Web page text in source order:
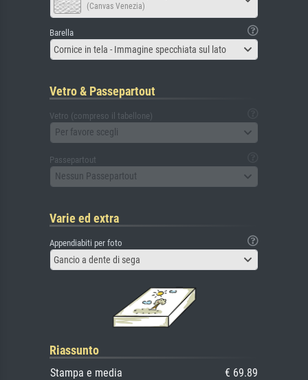
(Canvas Venezia)
Barella
Cornice in tela - Immagine specchiata sul lato
Vetro & Passepartout
Vetro (compreso il tabellone)
Per favore scegli
Passepartout
Nessun Passepartout
Varie ed extra
Appendiabiti per foto
Gancio a dente di sega
Riassunto
Stampa e media
€ 69.89